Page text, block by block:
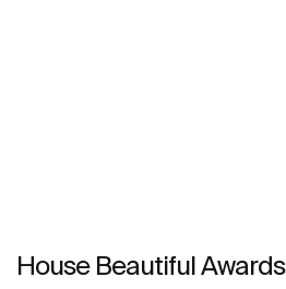
House Beautiful Awards